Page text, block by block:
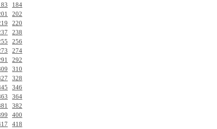
184
202
220
238
256
274
292
310
328
346
364
382
400
418